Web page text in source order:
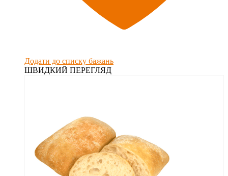
Додати до списку бажань
ШВИДКИЙ ПЕРЕГЛЯД